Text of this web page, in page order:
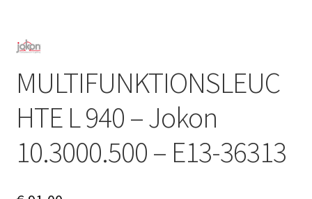
MULTIFUNKTIONSLEUC
HTE L 940 – Jokon
10.3000.500 – E13-36313